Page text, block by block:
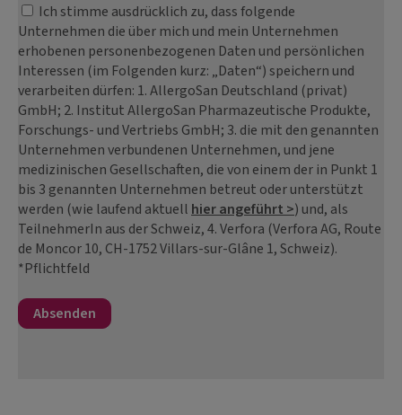
Ich stimme ausdrücklich zu, dass folgende
Unternehmen die über mich und mein Unternehmen
erhobenen personenbezogenen Daten und persönlichen
Interessen (im Folgenden kurz: „Daten“) speichern und
verarbeiten dürfen: 1. AllergoSan Deutschland (privat)
GmbH; 2. Institut AllergoSan Pharmazeutische Produkte,
Forschungs- und Vertriebs GmbH; 3. die mit den genannten
Unternehmen verbundenen Unternehmen, und jene
medizinischen Gesellschaften, die von einem der in Punkt 1
bis 3 genannten Unternehmen betreut oder unterstützt
werden (wie laufend aktuell hier angeführt >) und, als
TeilnehmerIn aus der Schweiz, 4. Verfora (Verfora AG, Route
de Moncor 10, CH-1752 Villars-sur-Glâne 1, Schweiz).
*Pflichtfeld